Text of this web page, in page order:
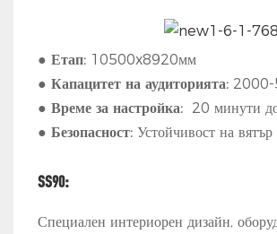
● Етап: 10500x8920мм
● Капацитет на аудиторията:
● Време за настройка: 20 минути
● Безопасност: Устойчивост на
SS90:
Специален интериорен дизайн,